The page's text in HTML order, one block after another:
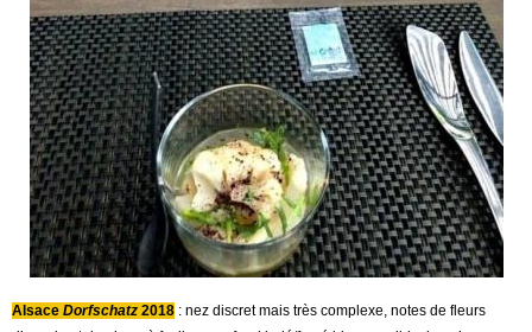
Alsace Dorfschatz 2018 : nez discret mais très complexe, notes de fleurs